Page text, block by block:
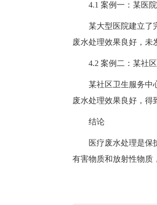
4.1 案例一：某医院
某大型医院建立了完
废水处理效果良好，未
4.2 案例二：某社区
某社区卫生服务中心
废水处理效果良好，得
结论
医疗废水处理是保护
有害物质和放射性物质